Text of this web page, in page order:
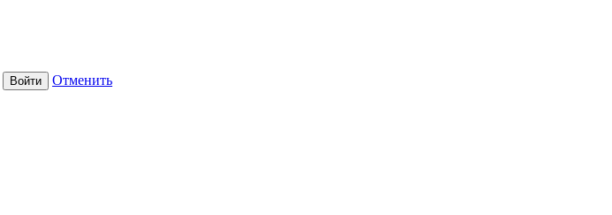
Отменить